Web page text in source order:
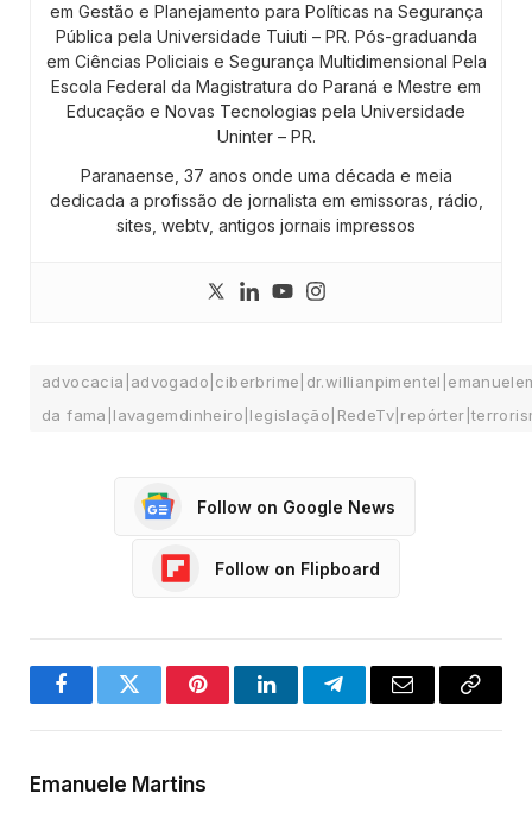
em Gestão e Planejamento para Políticas na Segurança
Pública pela Universidade Tuiuti – PR. Pós-graduanda
em Ciências Policiais e Segurança Multidimensional Pela
Escola Federal da Magistratura do Paraná e Mestre em
Educação e Novas Tecnologias pela Universidade
Uninter – PR.
Paranaense, 37 anos onde uma década e meia
dedicada a profissão de jornalista em emissoras, rádio,
sites, webtv, antigos jornais impressos
da
Follow on Google News
Follow on Flipboard
FacebookTwitter PinterestLinkedInTelegramEmail
Copy
Emanuele Martins